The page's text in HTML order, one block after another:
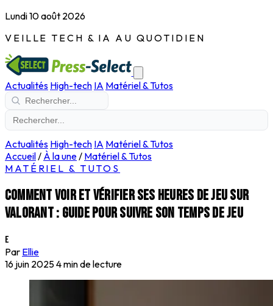
Lundi 10 août 2026
VEILLE TECH & IA AU QUOTIDIEN
Actualités High-tech IA Matériel & Tutos
Actualités High-tech IA Matériel & Tutos
Accueil/ À la une/ Matériel & Tutos
MATÉRIEL & TUTOS
Comment voir et vérifier ses heures de jeu sur
Valorant : guide pour suivre son temps de jeu
E
Par Ellie
16 juin 20254 min de lecture